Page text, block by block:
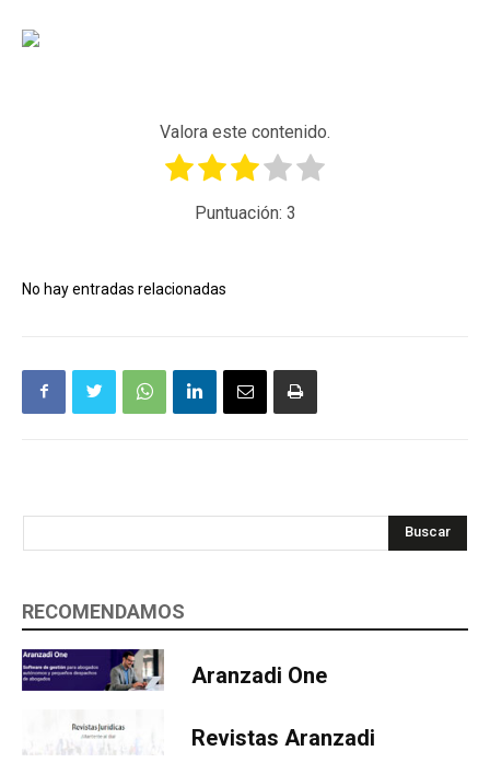
Valora este contenido.
Puntuación: 3
No hay entradas relacionadas
Buscar
RECOMENDAMOS
Aranzadi One
Revistas Aranzadi